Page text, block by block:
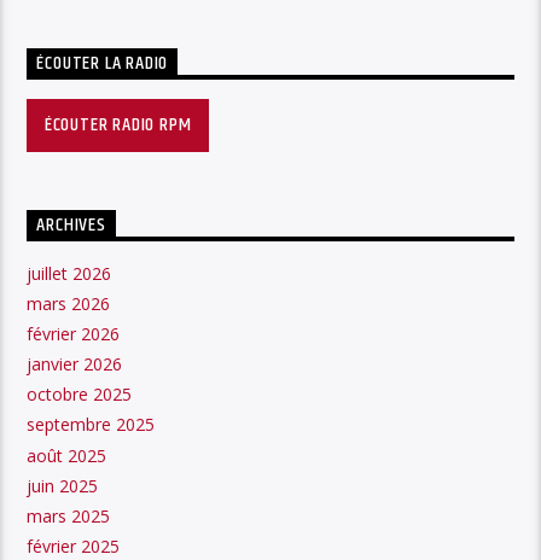
ÉCOUTER LA RADIO
ÉCOUTER RADIO RPM
ARCHIVES
juillet 2026
mars 2026
février 2026
janvier 2026
octobre 2025
septembre 2025
août 2025
juin 2025
mars 2025
février 2025